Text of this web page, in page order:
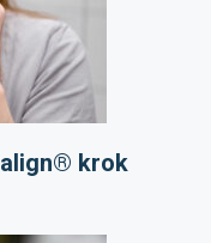
krok